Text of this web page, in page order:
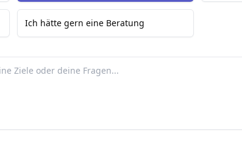
Ich hätte gern eine Beratung